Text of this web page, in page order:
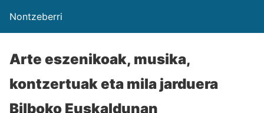
Nontzeberri
Arte eszenikoak, musika,
kontzertuak eta mila jarduera
Bilboko Euskaldunan